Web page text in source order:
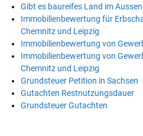
Gibt es baureifes Land im
Immobilienbewertung für
Chemnitz und Leipzig
Immobilienbewertung von
Immobilienbewertung von
Chemnitz und Leipzig
Grundsteuer Petition in Sachsen
Gutachten Restnutzungsdauer
Grundsteuer Gutachten